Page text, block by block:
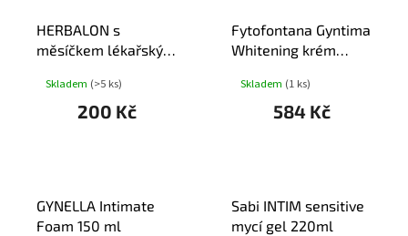
HERBALON s
měsíčkem lékařským
Skladem (>5 ks)
200 Kč
Fytofontana Gyntima
Whitening krém
Skladem (1 ks)
584 Kč
GYNELLA Intimate
Foam 150 ml
Sabi INTIM sensitive
mycí gel 220ml